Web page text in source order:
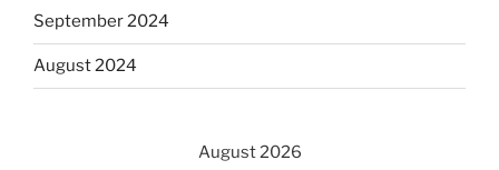
September 2024
August 2024
August 2026